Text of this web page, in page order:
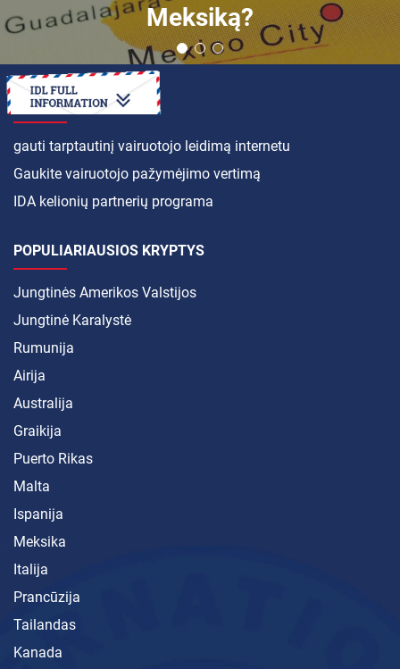
Meksiką?
KAIP
gauti tarptautinį vairuotojo leidimą internetu
Gaukite vairuotojo pažymėjimo vertimą
IDA kelionių partnerių programa
POPULIARIAUSIOS KRYPTYS
Jungtinės Amerikos Valstijos
Jungtinė Karalystė
Rumunija
Airija
Australija
Graikija
Puerto Rikas
Malta
Ispanija
Meksika
Italija
Prancūzija
Tailandas
Kanada